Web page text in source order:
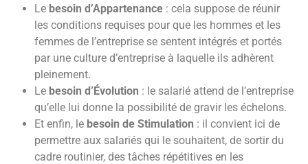
Le besoin d’Appartenance : cela suppose de réunir
les conditions requises pour que les hommes et les
femmes de l’entreprise se sentent intégrés et portés
par une culture d’entreprise à laquelle ils adhèrent
pleinement.
Le besoin d’Évolution : le salarié attend de l’entreprise
qu’elle lui donne la possibilité de gravir les échelons.
Et enfin, le besoin de Stimulation : il convient ici de
permettre aux salariés qui le souhaitent, de sortir du
cadre routinier, des tâches répétitives en les